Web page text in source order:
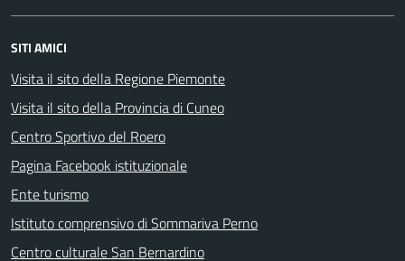
SITI AMICI
Visita il sito della Regione Piemonte
Visita il sito della Provincia di Cuneo
Centro Sportivo del Roero
Pagina Facebook istituzionale
Ente turismo
Istituto comprensivo di Sommariva Perno
Centro culturale San Bernardino